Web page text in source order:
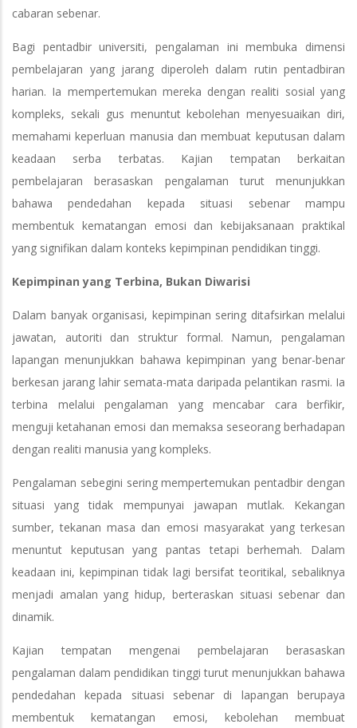
cabaran sebenar.
Bagi pentadbir universiti, pengalaman ini membuka dimensi
pembelajaran yang jarang diperoleh dalam rutin pentadbiran
harian. Ia mempertemukan mereka dengan realiti sosial yang
kompleks, sekali gus menuntut kebolehan menyesuaikan diri,
memahami keperluan manusia dan membuat keputusan dalam
keadaan serba terbatas. Kajian tempatan berkaitan
pembelajaran berasaskan pengalaman turut menunjukkan
bahawa pendedahan kepada situasi sebenar mampu
membentuk kematangan emosi dan kebijaksanaan praktikal
yang signifikan dalam konteks kepimpinan pendidikan tinggi.
Kepimpinan yang Terbina, Bukan Diwarisi
Dalam banyak organisasi, kepimpinan sering ditafsirkan melalui
jawatan, autoriti dan struktur formal. Namun, pengalaman
lapangan menunjukkan bahawa kepimpinan yang benar-benar
berkesan jarang lahir semata-mata daripada pelantikan rasmi. Ia
terbina melalui pengalaman yang mencabar cara berfikir,
menguji ketahanan emosi dan memaksa seseorang berhadapan
dengan realiti manusia yang kompleks.
Pengalaman sebegini sering mempertemukan pentadbir dengan
situasi yang tidak mempunyai jawapan mutlak. Kekangan
sumber, tekanan masa dan emosi masyarakat yang terkesan
menuntut keputusan yang pantas tetapi berhemah. Dalam
keadaan ini, kepimpinan tidak lagi bersifat teoritikal, sebaliknya
menjadi amalan yang hidup, berteraskan situasi sebenar dan
dinamik.
Kajian tempatan mengenai pembelajaran berasaskan
pengalaman dalam pendidikan tinggi turut menunjukkan bahawa
pendedahan kepada situasi sebenar di lapangan berupaya
membentuk kematangan emosi, kebolehan membuat